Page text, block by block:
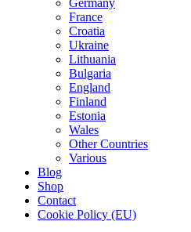
France
Croatia
Ukraine
Lithuania
Bulgaria
England
Finland
Estonia
Wales
Other Countries
Various
Blog
Shop
Contact
Cookie Policy (EU)